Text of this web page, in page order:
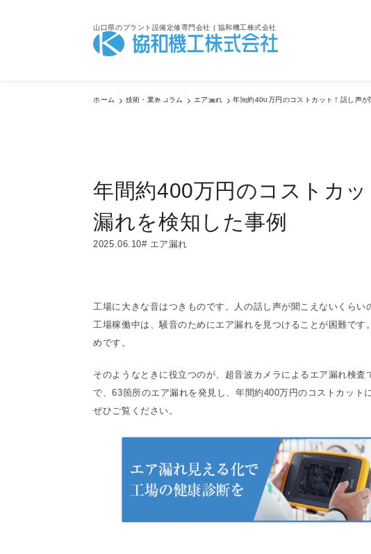
山口県のプラント設備定修専門会社 | 協和機工株式会社
Column
ホーム 技術・業界コラム エア漏れ 年間約400万円のコストカット！話し声
年間約400万円のコストカ
漏れを検知した事例
2025.06.10 エア漏れ
工場に大きな音はつきものです。人の話し声が聞こえないくらい
工場稼働中は、騒音のためにエア漏れを見つけることが困難で
めです。
そのようなときに役立つのが、超音波カメラによるエア漏れ検
で、63箇所のエア漏れを発見し、年間約400万円のコストカット
ぜひご覧ください。